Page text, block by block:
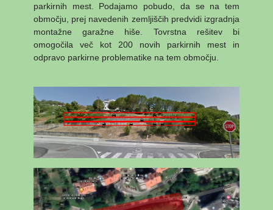
parkirnih mest. Podajamo pobudo, da se na tem
območju, prej navedenih zemljiščih predvidi izgradnja
montažne garažne hiše. Tovrstna rešitev bi
omogočila več kot 200 novih parkirnih mest in
odpravo parkirne problematike na tem območju.